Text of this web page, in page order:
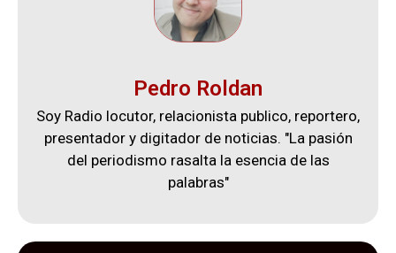
Pedro Roldan
Soy Radio locutor, relacionista publico, reportero,
presentador y digitador de noticias. "La pasión
del periodismo rasalta la esencia de las
palabras"